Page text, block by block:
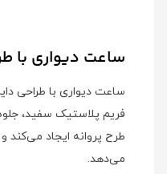
ساعت دیواری با
فریم پلاستیک سفید،
طرح پروانه ایجاد می‌کند
می‌دهد.